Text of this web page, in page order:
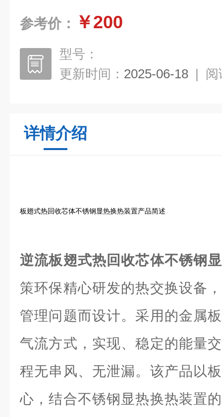
参考价： ￥200
型号：
更新时间： 2025-06-18 | 阅
详情介绍
板翅式热回收芯体不锈钢显热换热装置产品简述
逆流板翅式热回收芯体不锈钢
策环保精心研发的热交换设备
管理问题而设计。采用的金属
气流方式，实现、稳定的能量
程无串风、无泄漏。该产品以
心，结合不锈钢显热换热装置